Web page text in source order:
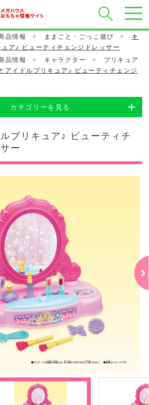
品情報 > ままごと・ごっこ遊び >
キ
ア♪ ビューティチェンジドレッサー
品情報 > キャラクター >
プリキュア
アイドルプリキュア♪ ビューティチェンジ
カテゴリーを見る
プリキュア♪ ビューティチ
ー